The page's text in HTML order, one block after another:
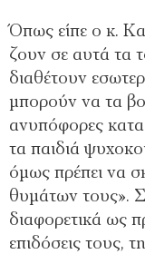
Όπως είπε ο κ.
ζουν σε αυτά τα
διαθέτουν
μπορούν να τα
ανυπόφορες
τα παιδιά
όμως πρέπει να
θυμάτων τους».
διαφορετικά ως
επιδόσεις τους,